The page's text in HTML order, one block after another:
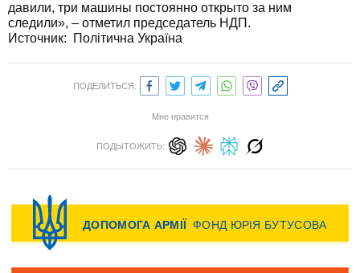
давили, три машины постоянно открыто за ним
следили», – отметил председатель НДП.
Источник: Політична Україна
ПОДЕЛИТЬСЯ:
Мне нравится
ПОДЫТОЖИТЬ: